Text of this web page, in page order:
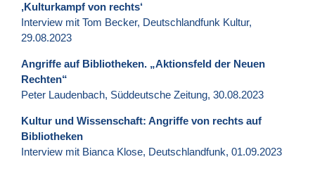
‚Kulturkampf von rechts‘
Interview mit Tom Becker, Deutschlandfunk Kultur,
29.08.2023
Angriffe auf Bibliotheken. „Aktionsfeld der Neuen
Rechten“
Peter Laudenbach, Süddeutsche Zeitung, 30.08.2023
Kultur und Wissenschaft: Angriffe von rechts auf
Bibliotheken
Interview mit Bianca Klose, Deutschlandfunk, 01.09.2023